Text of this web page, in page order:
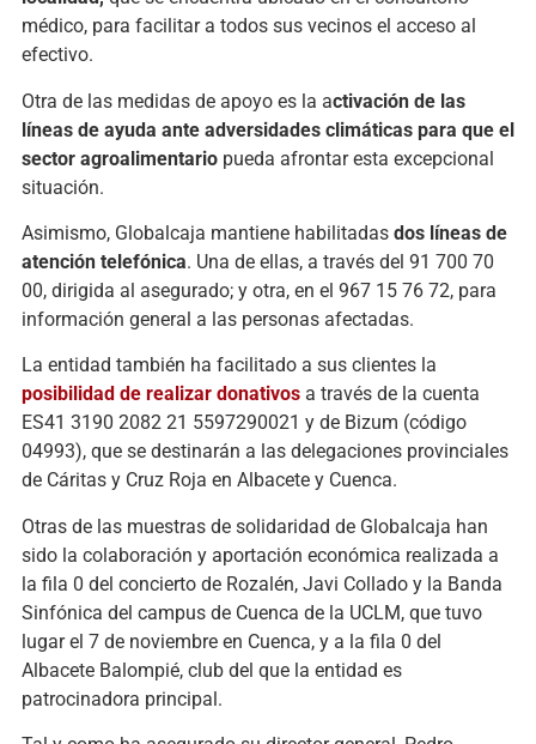
médico, para facilitar a todos sus vecinos el acceso al
efectivo.
Otra de las medidas de apoyo es la activación de las
líneas de ayuda ante adversidades climáticas para que el
sector agroalimentariopueda afrontar esta excepcional
situación.
Asimismo, Globalcaja mantiene habilitadas dos líneas de
atención telefónica. Una de ellas, a través del 91 700 70
00, dirigida al asegurado; y otra, en el 967 15 76 72, para
información general a las personas afectadas.
La entidad también ha facilitado a sus clientes la
posibilidad de realizar donativos a través de la cuenta
ES41 3190 2082 21 5597290021 y de Bizum (código
04993), que se destinarán a las delegaciones provinciales
de Cáritas y Cruz Roja en Albacete y Cuenca.
Otras de las muestras de solidaridad de Globalcaja han
sido la colaboración y aportación económica realizada a
la fila 0 del concierto de Rozalén, Javi Collado y la Banda
Sinfónica del campus de Cuenca de la UCLM, que tuvo
lugar el 7 de noviembre en Cuenca, y a la fila 0 del
Albacete Balompié, club del que la entidad es
patrocinadora principal.